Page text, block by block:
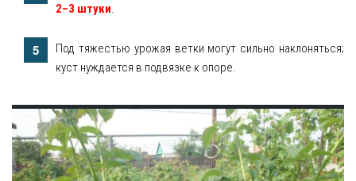
2–3 штуки.
Под тяжестью урожая ветки могут сильно наклоняться;
куст нуждается в подвязке к опоре.